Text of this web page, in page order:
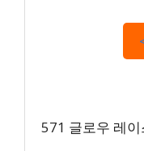
571 글로우 레